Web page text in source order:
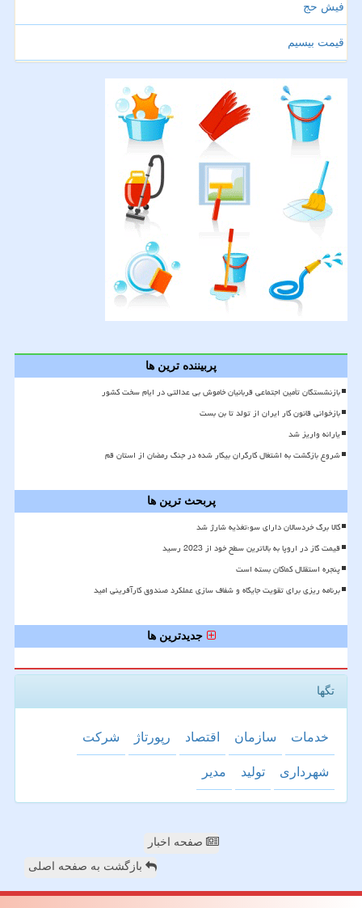
فیش حج
قیمت بیسیم
پربیننده ترین ها
بازنشستگان تأمین اجتماعی قربانیان خاموش بی عدالتی در ایام سخت کشور
بازخوانی قانون کار ایران از تولد تا بن بست
یارانه واریز شد
شروع بازگشت به اشتغال کارگران بیکار شده در جنگ رمضان از استان قم
پربحث ترین ها
کالا برگ خردسالان دارای سوءتغذیه شارژ شد
قیمت گاز در اروپا به بالاترین سطح خود از 2023 رسید
پنجره استقلال کماکان بسته است
برنامه ریزی برای تقویت جایگاه و شفاف سازی عملکرد صندوق کارآفرینی امید
جدیدترین ها
تگها
خدمات سازمان اقتصاد رپورتاژ شركت
شهرداری تولید مدیر
صفحه اخبار
بازگشت به صفحه اصلی